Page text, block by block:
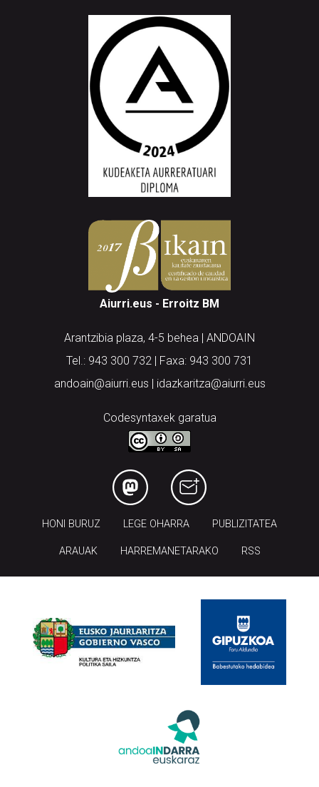
Aiurri.eus - Erroitz BM
Arantzibia plaza, 4-5 behea | ANDOAIN
Tel.: 943 300 732 | Faxa: 943 300 731
andoain@aiurri.eus | idazkaritza@aiurri.eus
Codesyntaxek garatua
HONI BURUZ LEGE OHARRA PUBLIZITATEA
ARAUAK HARREMANETARAKO RSS